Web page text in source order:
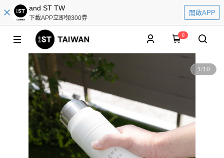
and ST TW
下載APP立即領300券
開啟APP
0
1/10